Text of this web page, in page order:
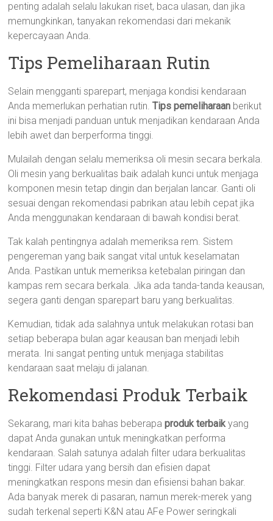
penting adalah selalu lakukan riset, baca ulasan, dan jika
memungkinkan, tanyakan rekomendasi dari mekanik
kepercayaan Anda.
Tips Pemeliharaan Rutin
Selain mengganti sparepart, menjaga kondisi kendaraan
Anda memerlukan perhatian rutin.Tips pemeliharaan berikut
ini bisa menjadi panduan untuk menjadikan kendaraan Anda
lebih awet dan berperforma tinggi.
Mulailah dengan selalu memeriksa oli mesin secara berkala.
Oli mesin yang berkualitas baik adalah kunci untuk menjaga
komponen mesin tetap dingin dan berjalan lancar. Ganti oli
sesuai dengan rekomendasi pabrikan atau lebih cepat jika
Anda menggunakan kendaraan di bawah kondisi berat.
Tak kalah pentingnya adalah memeriksa rem. Sistem
pengereman yang baik sangat vital untuk keselamatan
Anda. Pastikan untuk memeriksa ketebalan piringan dan
kampas rem secara berkala. Jika ada tanda-tanda keausan,
segera ganti dengan sparepart baru yang berkualitas.
Kemudian, tidak ada salahnya untuk melakukan rotasi ban
setiap beberapa bulan agar keausan ban menjadi lebih
merata. Ini sangat penting untuk menjaga stabilitas
kendaraan saat melaju di jalanan.
Rekomendasi Produk Terbaik
Sekarang, mari kita bahas beberapaproduk terbaikyang
dapat Anda gunakan untuk meningkatkan performa
kendaraan. Salah satunya adalah filter udara berkualitas
tinggi. Filter udara yang bersih dan efisien dapat
meningkatkan respons mesin dan efisiensi bahan bakar.
Ada banyak merek di pasaran, namun merek-merek yang
sudah terkenal seperti K&N atau AFe Power seringkali